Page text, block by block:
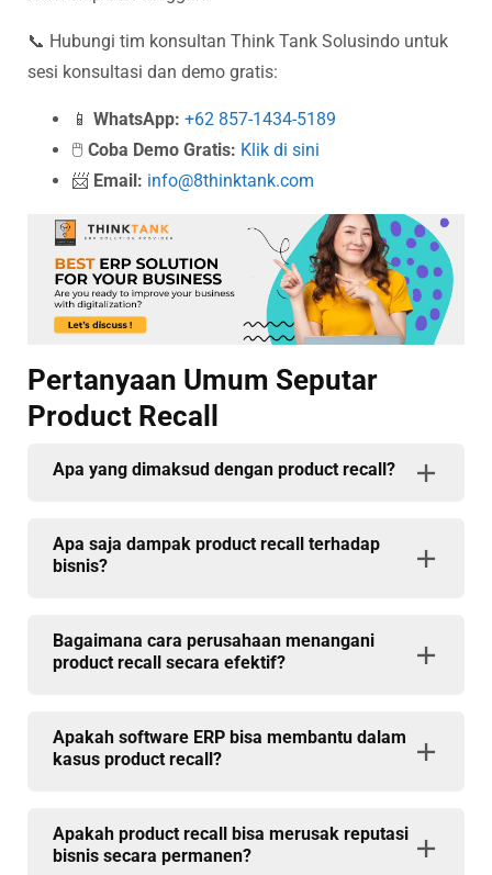
📞 Hubungi tim konsultan Think Tank Solusindo untuk
sesi konsultasi dan demo gratis:
📱 WhatsApp: +62 857-1434-5189
🖱️ Coba Demo Gratis: Klik di sini
📨 Email: info@8thinktank.com
Pertanyaan Umum Seputar
Product Recall
Apa yang dimaksud dengan product recall?
Apa saja dampak product recall terhadap
bisnis?
Bagaimana cara perusahaan menangani
product recall secara efektif?
Apakah software ERP bisa membantu dalam
kasus product recall?
Apakah product recall bisa merusak reputasi
bisnis secara permanen?